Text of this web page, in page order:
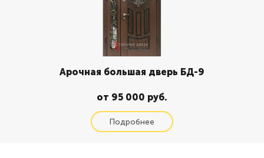
Арочная большая дверь БД-9
от 95 000 руб.